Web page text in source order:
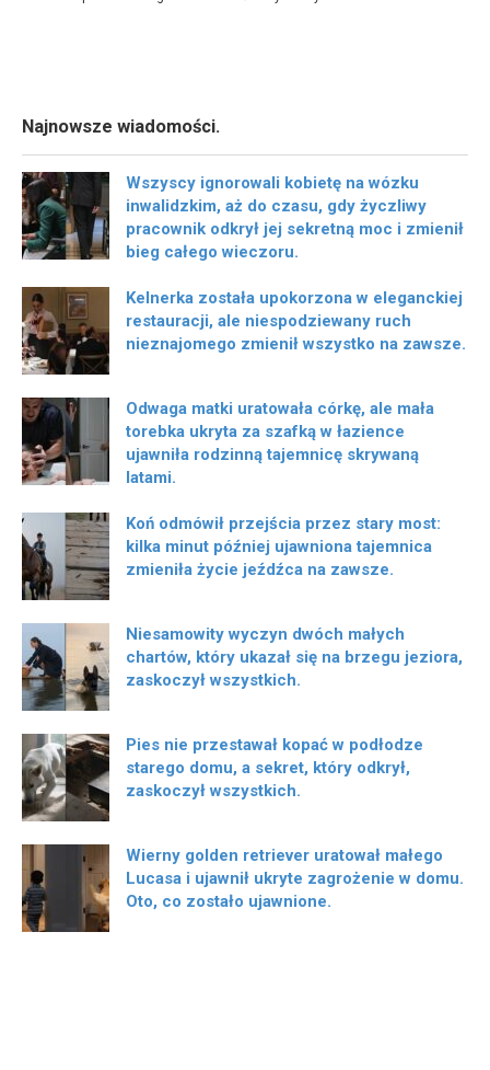
Najnowsze wiadomości.
Wszyscy ignorowali kobietę na wózku
inwalidzkim, aż do czasu, gdy życzliwy
pracownik odkrył jej sekretną moc i zmienił
bieg całego wieczoru.
Kelnerka została upokorzona w eleganckiej
restauracji, ale niespodziewany ruch
nieznajomego zmienił wszystko na zawsze.
Odwaga matki uratowała córkę, ale mała
torebka ukryta za szafką w łazience
ujawniła rodzinną tajemnicę skrywaną
latami.
Koń odmówił przejścia przez stary most:
kilka minut później ujawniona tajemnica
zmieniła życie jeźdźca na zawsze.
Niesamowity wyczyn dwóch małych
chartów, który ukazał się na brzegu jeziora,
zaskoczył wszystkich.
Pies nie przestawał kopać w podłodze
starego domu, a sekret, który odkrył,
zaskoczył wszystkich.
Wierny golden retriever uratował małego
Lucasa i ujawnił ukryte zagrożenie w domu.
Oto, co zostało ujawnione.